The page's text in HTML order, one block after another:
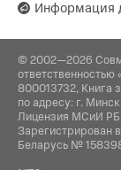
Информация
© 2002—2026
800013732, Книга
по адресу: г.
Лицензия МСиИ
Зарегистрирован
Беларусь №